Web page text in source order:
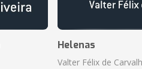
Helenas
Valter Félix de